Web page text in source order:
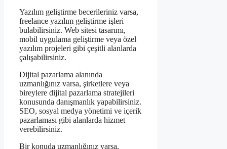
Yazılım geliştirme becerileriniz varsa,
freelance yazılım geliştirme işleri
bulabilirsiniz. Web sitesi tasarımı,
mobil uygulama geliştirme veya özel
yazılım projeleri gibi çeşitli alanlarda
çalışabilirsiniz.
Dijital pazarlama alanında
uzmanlığınız varsa, şirketlere veya
bireylere dijital pazarlama stratejileri
konusunda danışmanlık yapabilirsiniz.
SEO, sosyal medya yönetimi ve içerik
pazarlaması gibi alanlarda hizmet
verebilirsiniz.
Bir konuda uzmanlığınız varsa,